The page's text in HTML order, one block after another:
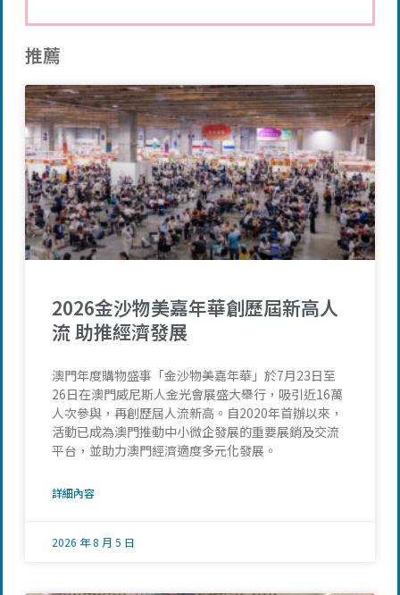
推薦
2026金沙物美嘉年華創歷屆新高人
流 助推經濟發展
澳門年度購物盛事「金沙物美嘉年華」於7月23日至
26日在澳門威尼斯人金光會展盛大舉行，吸引近16萬
人次參與，再創歷屆人流新高。自2020年首辦以來，
活動已成為澳門推動中小微企發展的重要展銷及交流
平台，並助力澳門經濟適度多元化發展。
詳細內容
2026 年 8 月 5 日